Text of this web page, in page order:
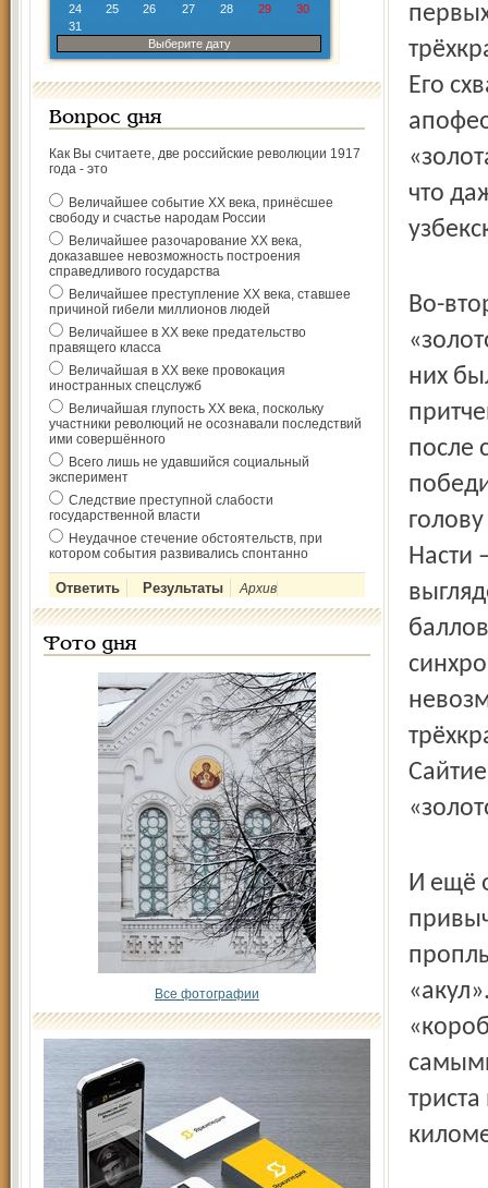
24
25 26 27 28 29
30
31
Выберите дату
Вопрос дня
Как Вы считаете, две российские революции 1917
года - это
Величайшее событие ХХ века, принёсшее
свободу и счастье народам России
Величайшее разочарование ХХ века,
доказавшее невозможность построения
справедливого государства
Величайшее преступление ХХ века, ставшее
причиной гибели миллионов людей
Величайшее в ХХ веке предательство
правящего класса
Величайшая в ХХ веке провокация
иностранных спецслужб
Величайшая глупость ХХ века, поскольку
участники революций не осознавали последствий
ими совершённого
Всего лишь не удавшийся социальный
эксперимент
Следствие преступной слабости
государственной власти
Неудачное стечение обстоятельств, при
котором события развивались спонтанно
Архив
Фото дня
Все фотографии
Его
что
Во-
них
после
Насти
И ещё